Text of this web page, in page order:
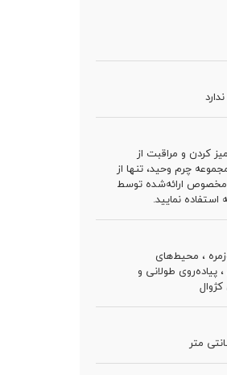
ندارد
کردن و مراقبت از
چرم وحید، تنها از
ارائه‌شده توسط
نمایید.
، محیط‌های
پیاده‌روی طولانی و